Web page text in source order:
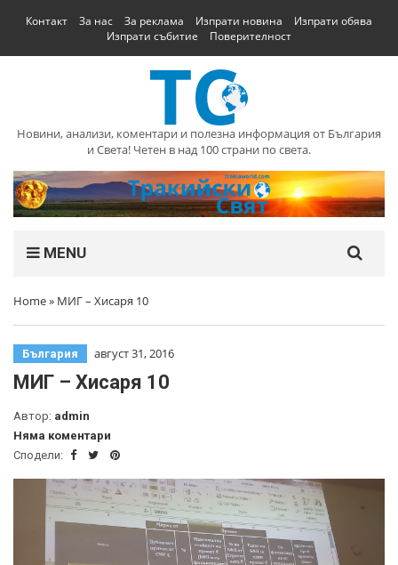
Контакт За нас За реклама Изпрати новина
Изпрати обява
Изпрати събитие
Поверителност
Новини, анализи, коментари и полезна информация от България
и Света! Четен в над 100 страни по света.
MENU
Home» МИГ – Хисаря 10
България август 31, 2016
МИГ – Хисаря 10
Автор: admin
Няма коментари
Сподели: